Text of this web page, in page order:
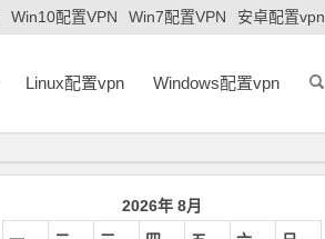
Win10配置VPN Win7配置VPN 安卓配置vpn
Linux配置vpn Windows配置vpn
2026年 8月